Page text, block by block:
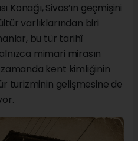
Sivas’ın geçmişini
varlıklarından biri
bu tür tarihî
mimari mirasın
zamanda kent kimliğinin
turizminin gelişmesine de